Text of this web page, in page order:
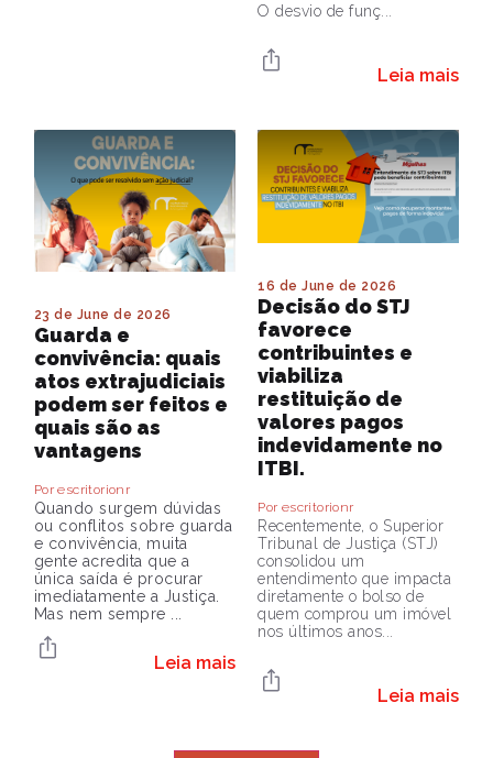
O desvio de funç...
Leia mais
23 de June de 2026
Guarda e
convivência: quais
atos extrajudiciais
podem ser feitos e
quais são as
vantagens
Por escritorionr
Quando surgem dúvidas
ou conflitos sobre guarda
e convivência, muita
gente acredita que a
única saída é procurar
imediatamente a Justiça.
Mas nem sempre ...
Leia mais
16 de June de 2026
Decisão do STJ
favorece
contribuintes e
viabiliza
restituição de
valores pagos
indevidamente no
ITBI.
Por escritorionr
Recentemente, o Superior
Tribunal de Justiça (STJ)
consolidou um
entendimento que impacta
diretamente o bolso de
quem comprou um imóvel
nos últimos anos...
Leia mais